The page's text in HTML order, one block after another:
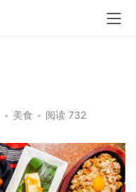
• 美食 • 阅读 732